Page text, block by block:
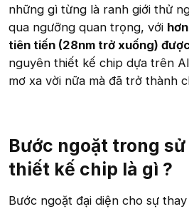
những gì từng là ranh giới thử
qua ngưỡng quan trọng, với
tiên tiến (28nm trở xuống)
nguyên thiết kế chip dựa trên
mơ xa vời nữa mà đã trở thành
Bước ngoặt trong
thiết kế chip là gì ?​
Bước ngoặt đại diện cho sự